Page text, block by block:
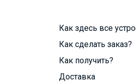
Как здесь все
Как сделать заказ?
Как получить?
Доставка